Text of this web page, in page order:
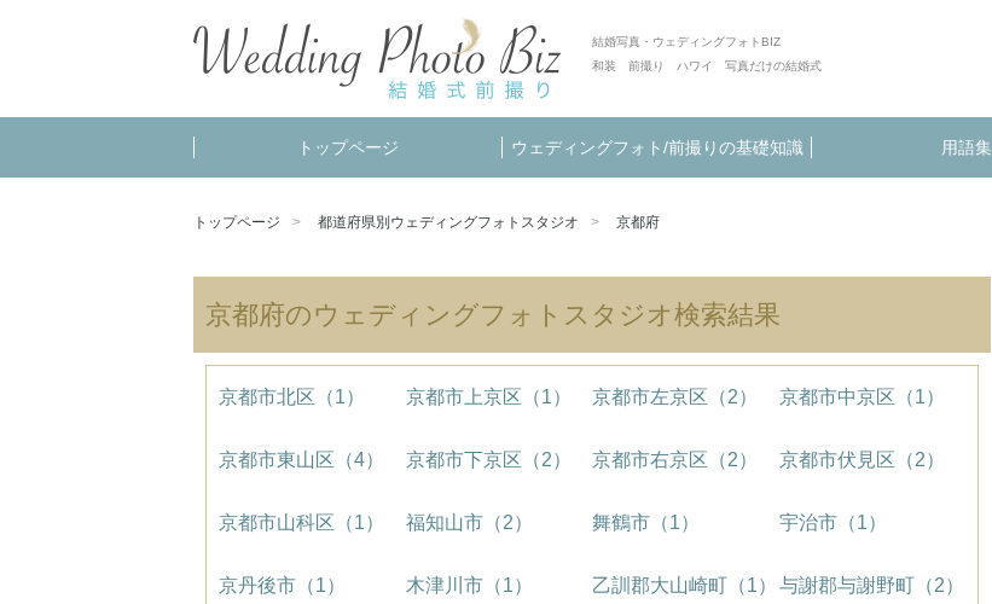
結婚写真・ウェディングフォトBIZ
和装 前撮り ハワイ 写真だけの結婚式
トップページ ウェディングフォト/前撮りの基礎知識 用語集
トップページ 都道府県別ウェディングフォトスタジオ 京都府
京都府のウェディングフォトスタジオ検索結果
京都市北区（1） 京都市上京区（1） 京都市左京区（2） 京都市中京区（1）
京都市東山区（4） 京都市下京区（2） 京都市右京区（2） 京都市伏見区（2）
京都市山科区（1） 福知山市（2） 舞鶴市（1） 宇治市（1）
京丹後市（1） 木津川市（1） 乙訓郡大山崎町（1） 与謝郡与謝野町（2）